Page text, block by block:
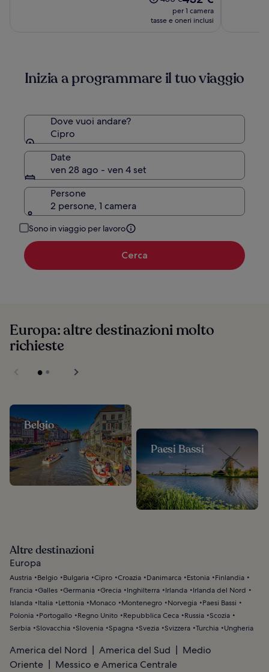
prezzo
era
sulla
tariffa
prezzo
attuale
per 1 camera
tasse e oneri inclusi
Inizia a programmare il tuo viaggio
Dove vuoi andare?
Cipro
Date
ven 28 ago - ven 4 set
Persone
2 persone, 1 camera
Sono in viaggio per lavoro
Cerca
Europa: altre destinazioni molto
richieste
Belgio
Paesi Bassi
Altre destinazioni
Europa
Austria Belgio Bulgaria Cipro Croazia Danimarca Estonia
Finlandia
Francia Galles Germania Grecia Inghilterra Irlanda
Irlanda del Nord
Islanda
Italia Lettonia Monaco Montenegro Norvegia
Paesi Bassi
Polonia
Portogallo Regno Unito Repubblica Ceca Russia Scozia
Serbia Slovacchia Slovenia Spagna Svezia Svizzera Turchia Ungheria
America del Nord America del Sud
Medio
Oriente
Messico e America Centrale